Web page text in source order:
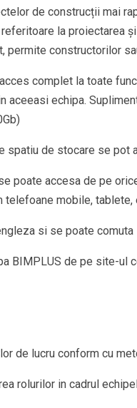
de construcții mai
la proiectarea
constructorilor
complet la toate
aceeasi echipa.
spatiu de stocare se
poate accesa de pe
mobile, tablete,
si se poate comuta
BIMPLUS de pe site-ul
de lucru conform cu
rolurilor in cadrul